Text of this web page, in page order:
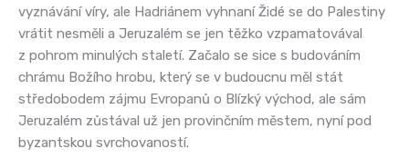
vyznávání víry, ale Hadriánem vyhnaní Židé se do Palestiny
vrátit nesměli a Jeruzalém se jen těžko vzpamatovával
z pohrom minulých staletí. Začalo se sice s budováním
chrámu Božího hrobu, který se v budoucnu měl stát
středobodem zájmu Evropanů o Blízký východ, ale sám
Jeruzalém zůstával už jen provinčním městem, nyní pod
byzantskou svrchovaností.